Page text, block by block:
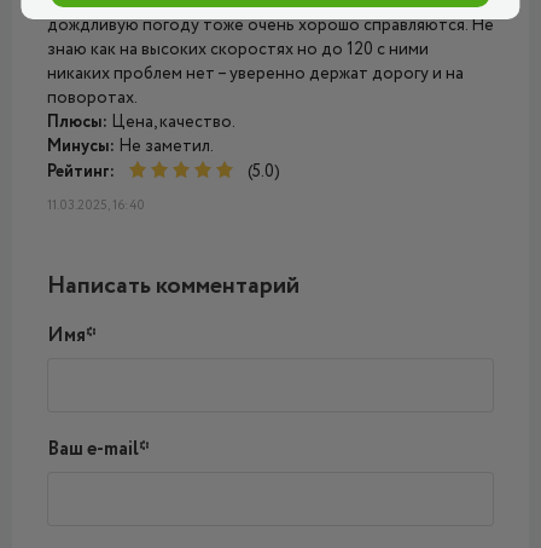
дождливую погоду тоже очень хорошо справляются. Не
знаю как на высоких скоростях но до 120 с ними
никаких проблем нет – уверенно держат дорогу и на
поворотах.
Плюсы: Цена, качество.
Минусы: Не заметил.
Рейтинг:
(5.0)
11.03.2025, 16:40
Написать комментарий
Имя*
Ваш e-mail*